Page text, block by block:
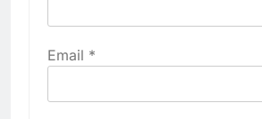
Email *